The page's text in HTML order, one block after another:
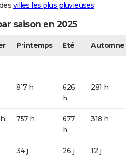
villes les plus pluvieuses.
saison en 2025
Printemps Eté Automne
817 h
626
h
281 h
757 h
677
h
318 h
34 j 26 j 12 j